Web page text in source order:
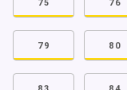
75 76
79 80